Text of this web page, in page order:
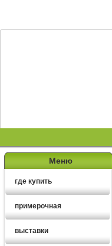
Меню
где купить
примерочная
выставки